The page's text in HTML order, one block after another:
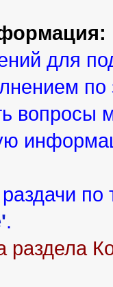
для
вопросы
по
.
раздела